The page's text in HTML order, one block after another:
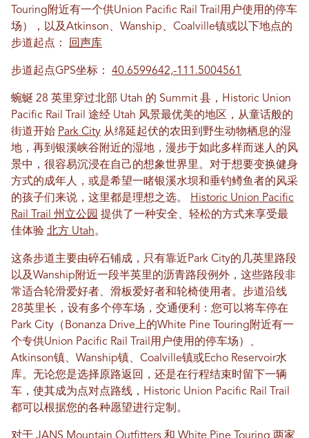
Touring附近有一个供Union Pacific Rail Trail用户使用的停车
场），以及Atkinson、Wanship、Coalville镇或以下地点的
步道起点：
回声库
步道起点GPS坐标： 40.6599642,-111.5004561
蜿蜒 28 英里穿过北部 Utah 的 Summit 县，Historic Union
Pacific Rail Trail 途经 Utah 风景最优美的地区，从童话般的
街道开始 Park City 从绵延起伏的农田到野生动物栖息的湿
地，再到银溪峡谷附近的湿地，漫步于如此多样而迷人的风
景中，很容易沉浸在自己的想象世界里。对于想要变换健身
方式的成年人，或是希望一睹银溪水坝和垂钓鳟鱼者的风采
的孩子们来说，这里都是理想之选。
Historic Union Pacific
Rail Trail 州立公园 提供了一种安全、轻松的方式来享受最
佳体验 北方 Utah。
这条步道主要由碎石铺成，只有靠近Park City的几英里路段
以及Wanship附近一段半英里的沥青路段例外，这些路段非
常适合轮滑爱好者、滑板爱好者和轮椅使用者。步道沿线
28英里长，设有多个停车场，交通便利：您可以将车停在
Park City（Bonanza Drive上的White Pine Touring附近有一
个专供Union Pacific Rail Trail用户使用的停车场）、
Atkinson镇、Wanship镇、Coalville镇或Echo Reservoir水
库。无论您是选择原路返回，还是在行程结束时留下一辆
车，使其成为点对点路线，Historic Union Pacific Rail Trail
都可以根据您的各种愿望进行定制。